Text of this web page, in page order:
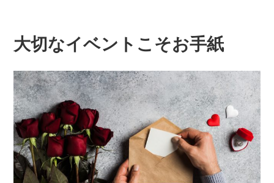
大切なイベントこそお手紙